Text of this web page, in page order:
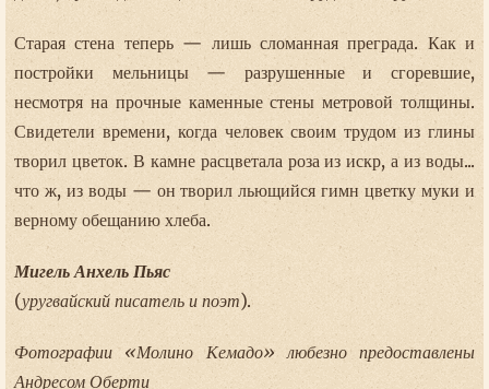
Старая стена теперь — лишь сломанная преграда. Как и
постройки мельницы — разрушенные и сгоревшие,
несмотря на прочные каменные стены метровой толщины.
Свидетели времени, когда человек своим трудом из глины
творил цветок. В камне расцветала роза из искр, а из воды...
что ж, из воды — он творил льющийся гимн цветку муки и
верному обещанию хлеба.
Мигель Анхель Пьяс
(уругвайский писатель и поэт).
Фотографии «Молино Кемадо» любезно предоставлены
Андресом Оберти